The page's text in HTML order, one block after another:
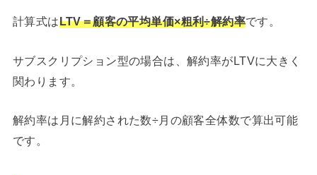
計算式はLTV＝顧客の平均単価×粗利÷解約率です。
サブスクリプション型の場合は、解約率がLTVに大きく
関わります。
解約率は月に解約された数÷月の顧客全体数で算出可能
です。